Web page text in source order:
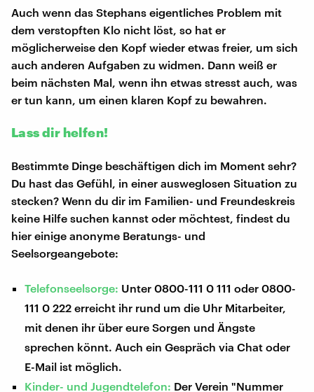
Auch wenn das Stephans eigentliches Problem mit
dem verstopften Klo nicht löst, so hat er
möglicherweise den Kopf wieder etwas freier, um sich
auch anderen Aufgaben zu widmen. Dann weiß er
beim nächsten Mal, wenn ihn etwas stresst auch, was
er tun kann, um einen klaren Kopf zu bewahren.
Lass dir helfen!
Bestimmte Dinge beschäftigen dich im Moment sehr?
Du hast das Gefühl, in einer ausweglosen Situation zu
stecken? Wenn du dir im Familien- und Freundeskreis
keine Hilfe suchen kannst oder möchtest, findest du
hier einige anonyme Beratungs- und
Seelsorgeangebote:
Telefonseelsorge: Unter 0800-111 0 111 oder 0800-
111 0 222 erreicht ihr rund um die Uhr Mitarbeiter,
mit denen ihr über eure Sorgen und Ängste
sprechen könnt. Auch ein Gespräch via Chat oder
E-Mail ist möglich.
Kinder- und Jugendtelefon: Der Verein "Nummer